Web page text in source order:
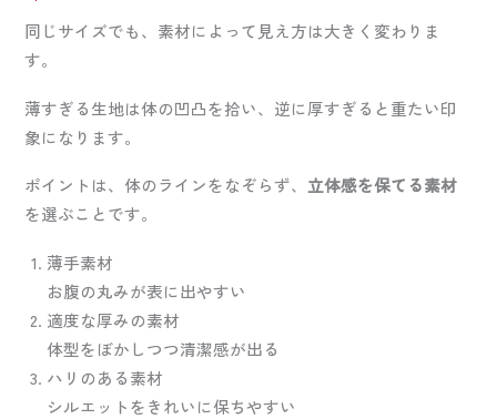
同じサイズでも、素材によって見え方は大きく変わりま
す。
薄すぎる生地は体の凹凸を拾い、逆に厚すぎると重たい印
象になります。
ポイントは、体のラインをなぞらず、 立体感を保てる素材
を選ぶことです。
薄手素材
お腹の丸みが表に出やすい
適度な厚みの素材
体型をぼかしつつ清潔感が出る
ハリのある素材
シルエットをきれいに保ちやすい